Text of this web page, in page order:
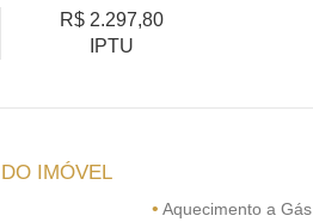
R$ 2.297,80
IPTU
IMÓVEL
• Aquecimento a Gás